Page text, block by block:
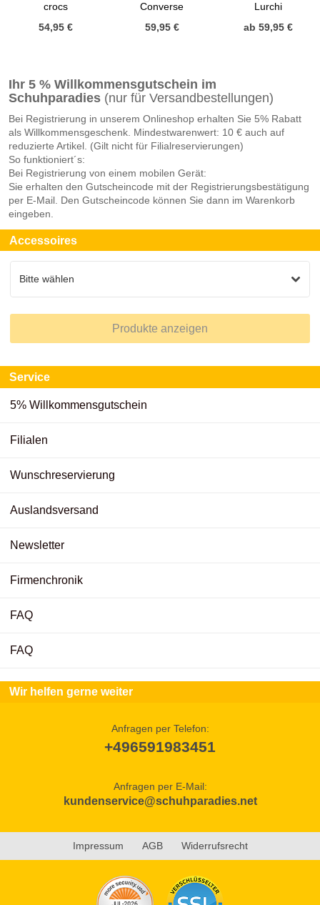
crocs
54,95 €
Converse
59,95 €
Lurchi
ab 59,95 €
Ihr 5 % Willkommensgutschein im
Schuhparadies (nur für Versandbestellungen)
Bei Registrierung in unserem Onlineshop erhalten Sie 5% Rabatt
als Willkommensgeschenk. Mindestwarenwert: 10 € auch auf
reduzierte Artikel. (Gilt nicht für Filialreservierungen)
So funktioniert´s:
Bei Registrierung von einem mobilen Gerät:
Sie erhalten den Gutscheincode mit der Registrierungsbestätigung
per E-Mail. Den Gutscheincode können Sie dann im Warenkorb
eingeben.
Accessoires
Produkte anzeigen
Service
5% Willkommensgutschein
Filialen
Wunschreservierung
Auslandsversand
Newsletter
Firmenchronik
FAQ
FAQ
Wir helfen gerne weiter
Anfragen per Telefon:
+496591983451
Anfragen per E-Mail:
kundenservice@schuhparadies.net
Impressum AGB Widerrufsrecht